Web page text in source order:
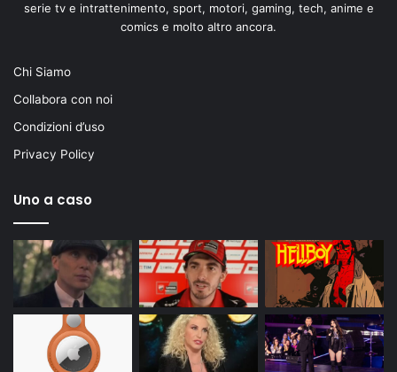
serie tv e intrattenimento, sport, motori, gaming, tech, anime e
comics e molto altro ancora.
Chi Siamo
Collabora con noi
Condizioni d’uso
Privacy Policy
Uno a caso